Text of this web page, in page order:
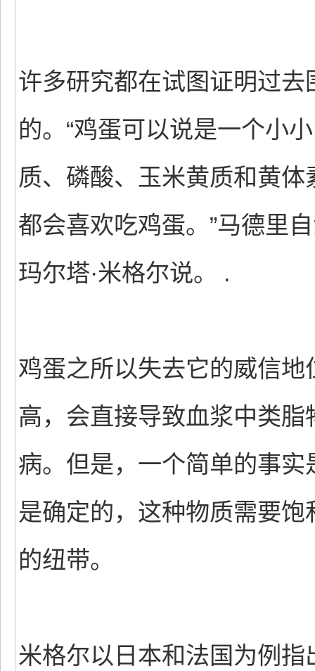
许多研究都在试图证明过
的。“鸡蛋可以说是一个小
质、磷酸、玉米黄质和黄
都会喜欢吃鸡蛋。”马德里
玛尔塔·米格尔说。 .
鸡蛋之所以失去它的威信
高，会直接导致血浆中类
病。但是，一个简单的事
是确定的，这种物质需要
的纽带。
米格尔以日本和法国为例